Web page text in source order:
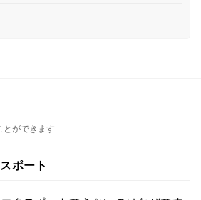
とができます
ポート